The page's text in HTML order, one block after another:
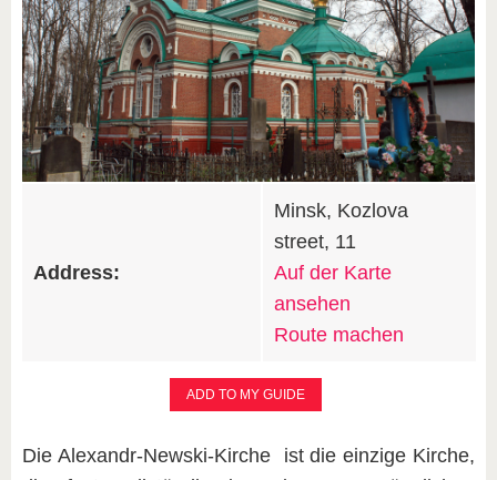
Address:
Minsk, Kozlova
street, 11
Auf der Karte
ansehen
Route machen
ADD TO MY GUIDE
Die Alexandr-Newski-Kirche ist die einzige Kirche,